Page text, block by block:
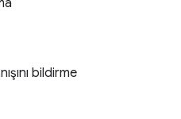
bildirme